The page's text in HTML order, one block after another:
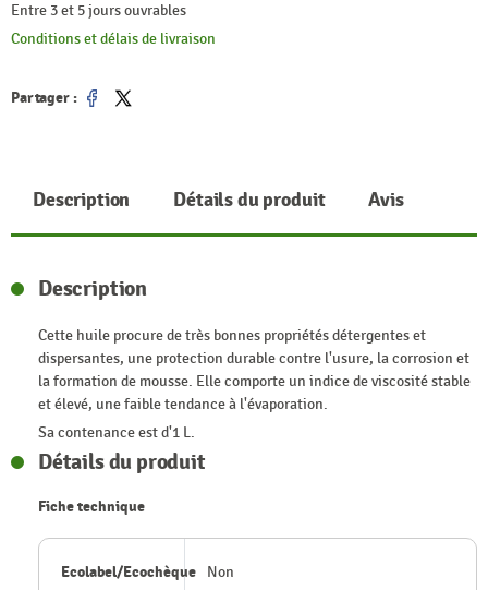
Entre 3 et 5 jours ouvrables
Conditions et délais de livraison
Partager :
Partager
Tweet
Description Détails du produit Avis
Description
Cette huile procure de très bonnes propriétés détergentes et
dispersantes, une protection durable contre l'usure, la corrosion et
la formation de mousse. Elle comporte un indice de viscosité stable
et élevé, une faible tendance à l'évaporation.
Sa contenance est d'1 L.
Détails du produit
Fiche technique
Ecolabel/Ecochèque Non